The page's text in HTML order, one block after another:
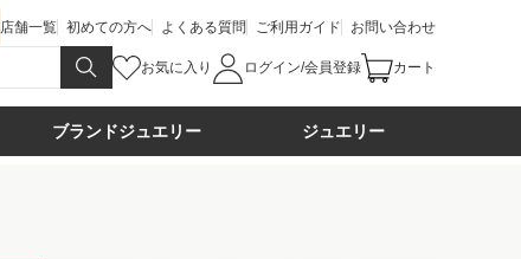
店舗一覧 初めての方へ よくある質問 ご利用ガイド お問い合わせ
お気に入り ログイン/会員登録 カート
ブランドジュエリー ジュエリー